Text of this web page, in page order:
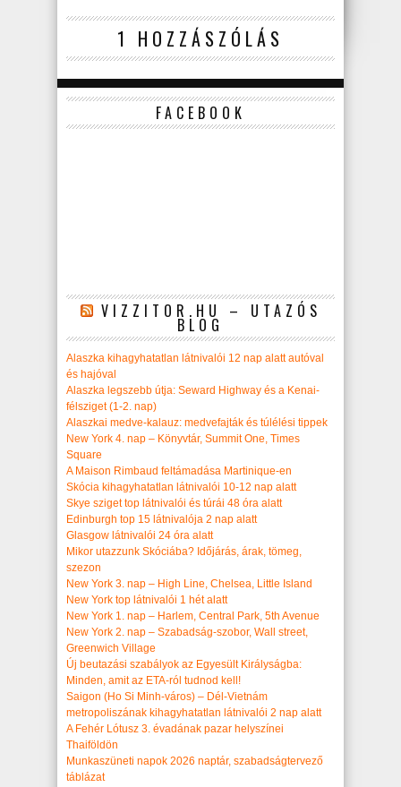
1 HOZZÁSZÓLÁS
FACEBOOK
VIZZITOR.HU – UTAZÓS
BLOG
Alaszka kihagyhatatlan látnivalói 12 nap alatt autóval
és hajóval
Alaszka legszebb útja: Seward Highway és a Kenai-
félsziget (1-2. nap)
Alaszkai medve-kalauz: medvefajták és túlélési tippek
New York 4. nap – Könyvtár, Summit One, Times
Square
A Maison Rimbaud feltámadása Martinique-en
Skócia kihagyhatatlan látnivalói 10-12 nap alatt
Skye sziget top látnivalói és túrái 48 óra alatt
Edinburgh top 15 látnivalója 2 nap alatt
Glasgow látnivalói 24 óra alatt
Mikor utazzunk Skóciába? Időjárás, árak, tömeg,
szezon
New York 3. nap – High Line, Chelsea, Little Island
New York top látnivalói 1 hét alatt
New York 1. nap – Harlem, Central Park, 5th Avenue
New York 2. nap – Szabadság-szobor, Wall street,
Greenwich Village
Új beutazási szabályok az Egyesült Királyságba:
Minden, amit az ETA-ról tudnod kell!
Saigon (Ho Si Minh-város) – Dél-Vietnám
metropoliszának kihagyhatatlan látnivalói 2 nap alatt
A Fehér Lótusz 3. évadának pazar helyszínei
Thaiföldön
Munkaszüneti napok 2026 naptár, szabadságtervező
táblázat